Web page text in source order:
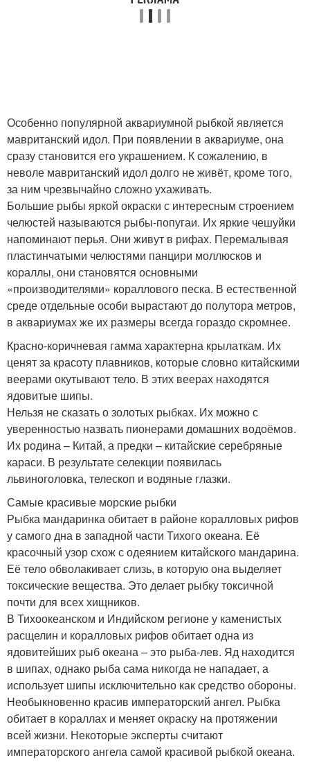
Особенно популярной аквариумной рыбкой является
мавританский идол. При появлении в аквариуме, она
сразу становится его украшением. К сожалению, в
неволе мавританский идол долго не живёт, кроме того,
за ним чрезвычайно сложно ухаживать.
Большие рыбы яркой окраски с интересным строением
челюстей называются рыбы-попугаи. Их яркие чешуйки
напоминают перья. Они живут в рифах. Перемалывая
пластинчатыми челюстями панцири моллюсков и
кораллы, они становятся основными
«производителями» кораллового песка. В естественной
среде отдельные особи вырастают до полутора метров,
в аквариумах же их размеры всегда гораздо скромнее.
Красно-коричневая гамма характерна крылаткам. Их
ценят за красоту плавников, которые словно китайскими
веерами окутывают тело. В этих веерах находятся
ядовитые шипы.
Нельзя не сказать о золотых рыбках. Их можно с
уверенностью назвать пионерами домашних водоёмов.
Их родина – Китай, а предки – китайские серебряные
караси. В результате селекции появилась
львиноголовка, телескоп и водяные глазки.
Самые красивые морские рыбки
Рыбка мандаринка обитает в районе коралловых рифов
у самого дна в западной части Тихого океана. Её
красочный узор схож с одеянием китайского мандарина.
Её тело обволакивает слизь, в которую она выделяет
токсические вещества. Это делает рыбку токсичной
почти для всех хищников.
В Тихоокеанском и Индийском регионе у каменистых
расщелин и коралловых рифов обитает одна из
ядовитейших рыб океана – это рыба-лев. Яд находится
в шипах, однако рыба сама никогда не нападает, а
использует шипы исключительно как средство обороны.
Необыкновенно красив императорский ангел. Рыбка
обитает в кораллах и меняет окраску на протяжении
всей жизни. Некоторые эксперты считают
императорского ангела самой красивой рыбкой океана.